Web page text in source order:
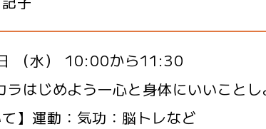
（水） 10:00から11:30
はじめよう―心と身体にいいことし
て】運動：気功：脳トレなど